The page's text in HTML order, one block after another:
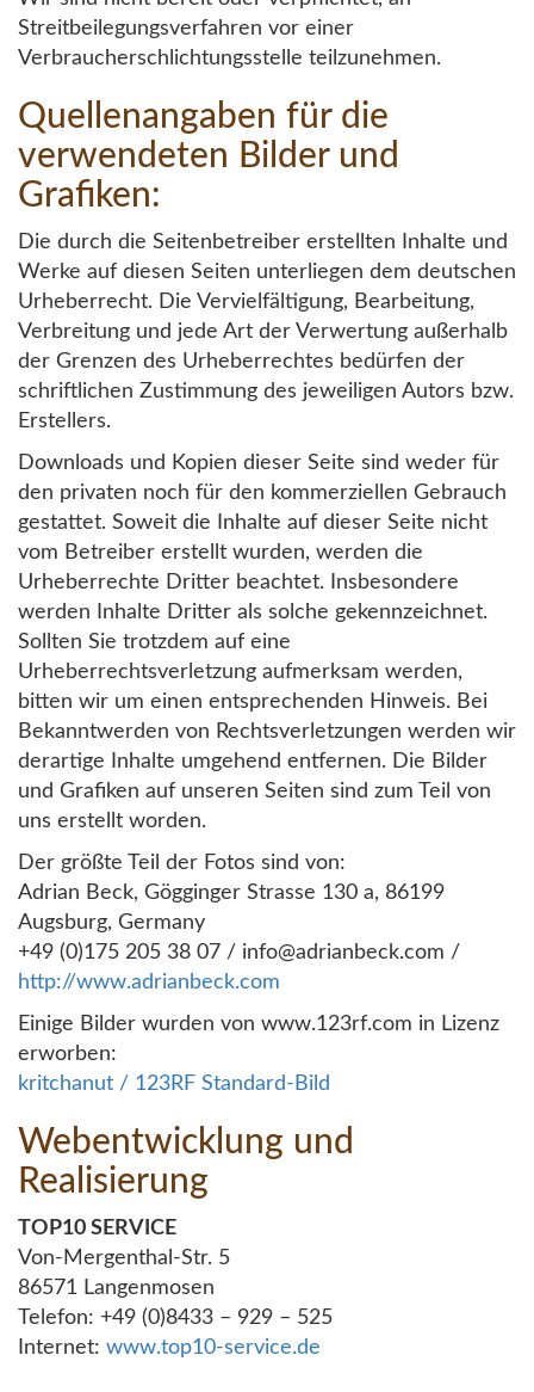
Streitbeilegungsverfahren vor einer
Verbraucherschlichtungsstelle teilzunehmen.
Quellenangaben für die
verwendeten Bilder und
Grafiken:
Die durch die Seitenbetreiber erstellten Inhalte und
Werke auf diesen Seiten unterliegen dem deutschen
Urheberrecht. Die Vervielfältigung, Bearbeitung,
Verbreitung und jede Art der Verwertung außerhalb
der Grenzen des Urheberrechtes bedürfen der
schriftlichen Zustimmung des jeweiligen Autors bzw.
Erstellers.
Downloads und Kopien dieser Seite sind weder für
den privaten noch für den kommerziellen Gebrauch
gestattet. Soweit die Inhalte auf dieser Seite nicht
vom Betreiber erstellt wurden, werden die
Urheberrechte Dritter beachtet. Insbesondere
werden Inhalte Dritter als solche gekennzeichnet.
Sollten Sie trotzdem auf eine
Urheberrechtsverletzung aufmerksam werden,
bitten wir um einen entsprechenden Hinweis. Bei
Bekanntwerden von Rechtsverletzungen werden wir
derartige Inhalte umgehend entfernen. Die Bilder
und Grafiken auf unseren Seiten sind zum Teil von
uns erstellt worden.
Der größte Teil der Fotos sind von:
Adrian Beck, Gögginger Strasse 130 a, 86199
Augsburg, Germany
+49 (0)175 205 38 07 / info@adrianbeck.com /
http://www.adrianbeck.com
Einige Bilder wurden von www.123rf.com in Lizenz
erworben:
kritchanut / 123RF Standard-Bild
Webentwicklung und
Realisierung
TOP10 SERVICE
Von-Mergenthal-Str. 5
86571 Langenmosen
Telefon: +49 (0)8433 – 929 – 525
Internet: www.top10-service.de